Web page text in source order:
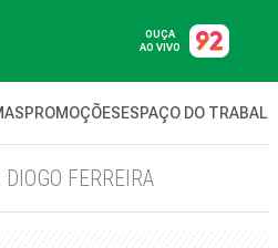
OUÇA
AO VIVO
PROMOÇÕESESPAÇO DO
DIOGO FERREIRA